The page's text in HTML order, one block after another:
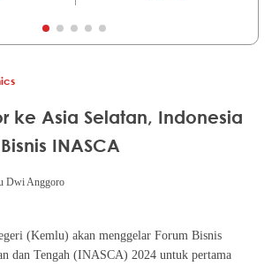
ke Asia Selatan, Indonesia
INASCA
Dwi Anggoro
(Kemlu) akan menggelar Forum Bisnis
dan Tengah (INASCA) 2024 untuk pertama